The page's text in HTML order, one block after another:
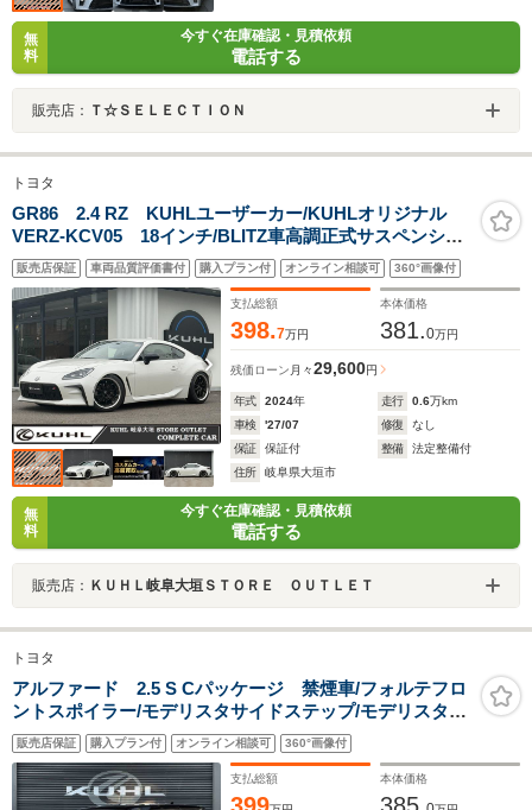
無
料
今すぐ在庫確認・見積依頼
電話する
販売店： Ｔ☆ＳＥＬＥＣＴＩＯＮ
トヨタ
GR86 2.4 RZ KUHLユーザーカー/KUHLオリジナル
VERZ-KCV05 18インチ/BLITZ車高調正式サスペンショ
ン/ドライブレコーダー/ETC/純正9インチナビゲーション/
フロアマット/禁煙車/ワンオーナー
販売店保証 車両品質評価書付 購入プラン付 オンライン相談可 360°画像付
支払総額
398.7万円
本体価格
381.0万円
残価ローン 月々29,600円
年式 2024年 走行 0.6万km
車検
'27/07 修復
なし
保証
保証付 整備
法定整備付
住所
岐阜県大垣市
無
料
今すぐ在庫確認・見積依頼
電話する
販売店： ＫＵＨＬ岐阜大垣ＳＴＯＲＥ ＯＵＴＬＥＴ
トヨタ
アルファード 2.5 S Cパッケージ 禁煙車/フォルテフロ
ントスポイラー/モデリスタサイドステップ/モデリスタリ
アスポイラー/アルパインBIG-X/後席モニター/アクシス車
高調/WORKシュバート/ツインムーンルーフ/
販売店保証 購入プラン付 オンライン相談可 360°画像付
支払総額 本体価格